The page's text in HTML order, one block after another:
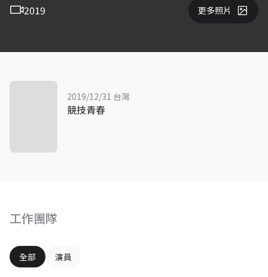
2019 更多照片
工作團隊
全部 演員
2019/12/31 台灣
競技青春